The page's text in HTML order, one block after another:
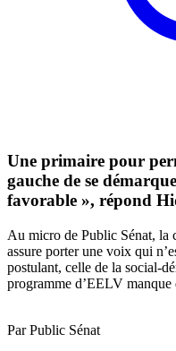
Une primaire pour
gauche de se
favorable », répond
Au micro de Public Sénat, la
assure porter une voix qui
postulant, celle de la social-
programme d’EELV manque
Par Public Sénat